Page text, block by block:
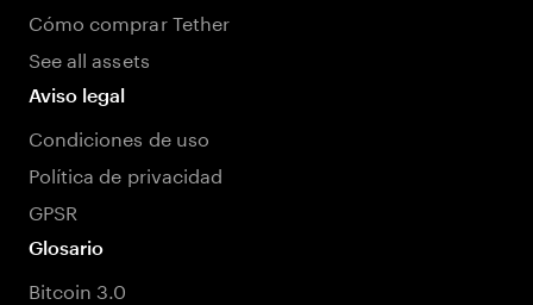
Cómo comprar Tether
See all assets
Aviso legal
Condiciones de uso
Política de privacidad
GPSR
Glosario
Bitcoin 3.0